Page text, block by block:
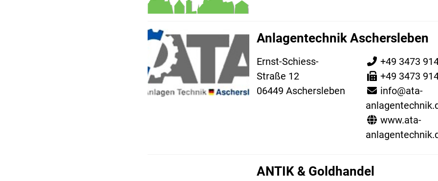
Anlagentechnik Aschersleben
Ernst-Schiess-
Straße 12
06449 Aschersleben
+49 3473
+49 3473
info@ata-
www.ata-
ANTIK & Goldhandel